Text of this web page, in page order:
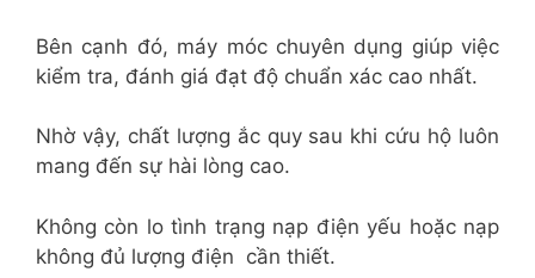
Bên cạnh đó, máy móc chuyên dụng giúp việc
kiểm tra, đánh giá đạt độ chuẩn xác cao nhất.
Nhờ vậy, chất lượng ắc quy sau khi cứu hộ luôn
mang đến sự hài lòng cao.
Không còn lo tình trạng nạp điện yếu hoặc nạp
không đủ lượng điện cần thiết.